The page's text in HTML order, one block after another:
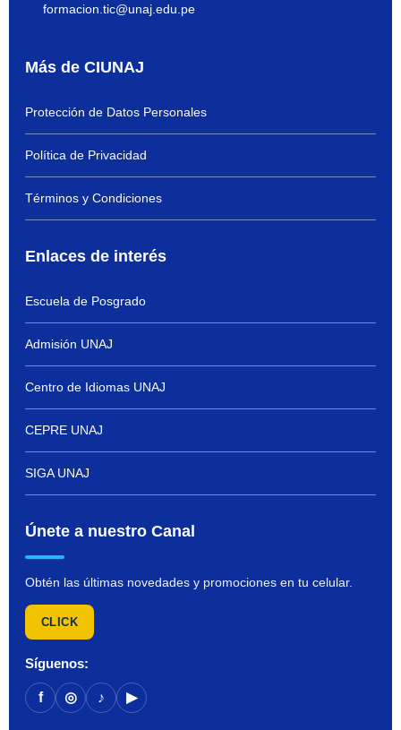
formacion.tic@unaj.edu.pe
Más de CIUNAJ
Protección de Datos Personales
Política de Privacidad
Términos y Condiciones
Enlaces de interés
Escuela de Posgrado
Admisión UNAJ
Centro de Idiomas UNAJ
CEPRE UNAJ
SIGA UNAJ
Únete a nuestro Canal
Obtén las últimas novedades y promociones en tu celular.
CLICK
Síguenos:
f ◎ ♪ ▶